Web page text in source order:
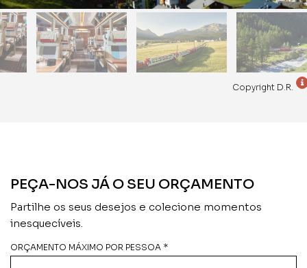
Copyright D.R.
PEÇA-NOS JÁ O SEU ORÇAMENTO
Partilhe os seus desejos e colecione momentos
inesquecíveis.
ORÇAMENTO MÁXIMO POR PESSOA *